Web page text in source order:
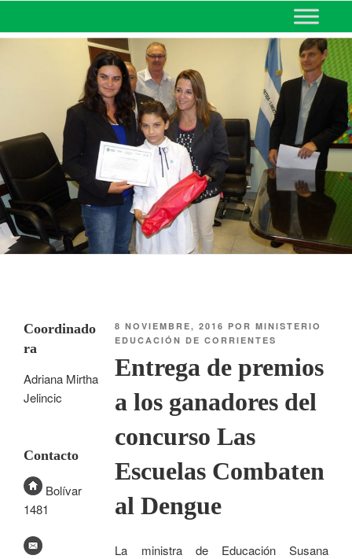
MINISTERIO DE EDUCACIÓN
DE CORRIENTES
8 NOVIEMBRE, 2016 PORMINISTERIO
EDUCACIÓN DE CORRIENTES
Entrega de premios
a los ganadores del
concurso Las
Escuelas Combaten
al Dengue
La ministra de Educación Susana
Coordinado
ra
Adriana Mirtha
Jelincic
Contacto
Bolívar
1481